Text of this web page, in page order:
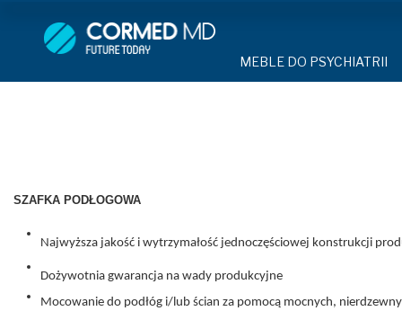
MEBLE DO PSYCHIATRII
SZAFY UBRANIOWE
SZAFKI PRZYŁÓŻKOWE
MEBLE PIANKOWE DO
MEBLE DO PSYCHIATRII
KRZESŁA POLIPROPYLENOWE
STOŁY
KASK
SZAFKA PODŁOGOWA
Najwyższa jakość i wytrzymałość jednoczęściowej konstrukcji
Dożywotnia gwarancja na wady produkcyjne
Mocowanie do podłóg i/lub ścian za pomocą mocnych,